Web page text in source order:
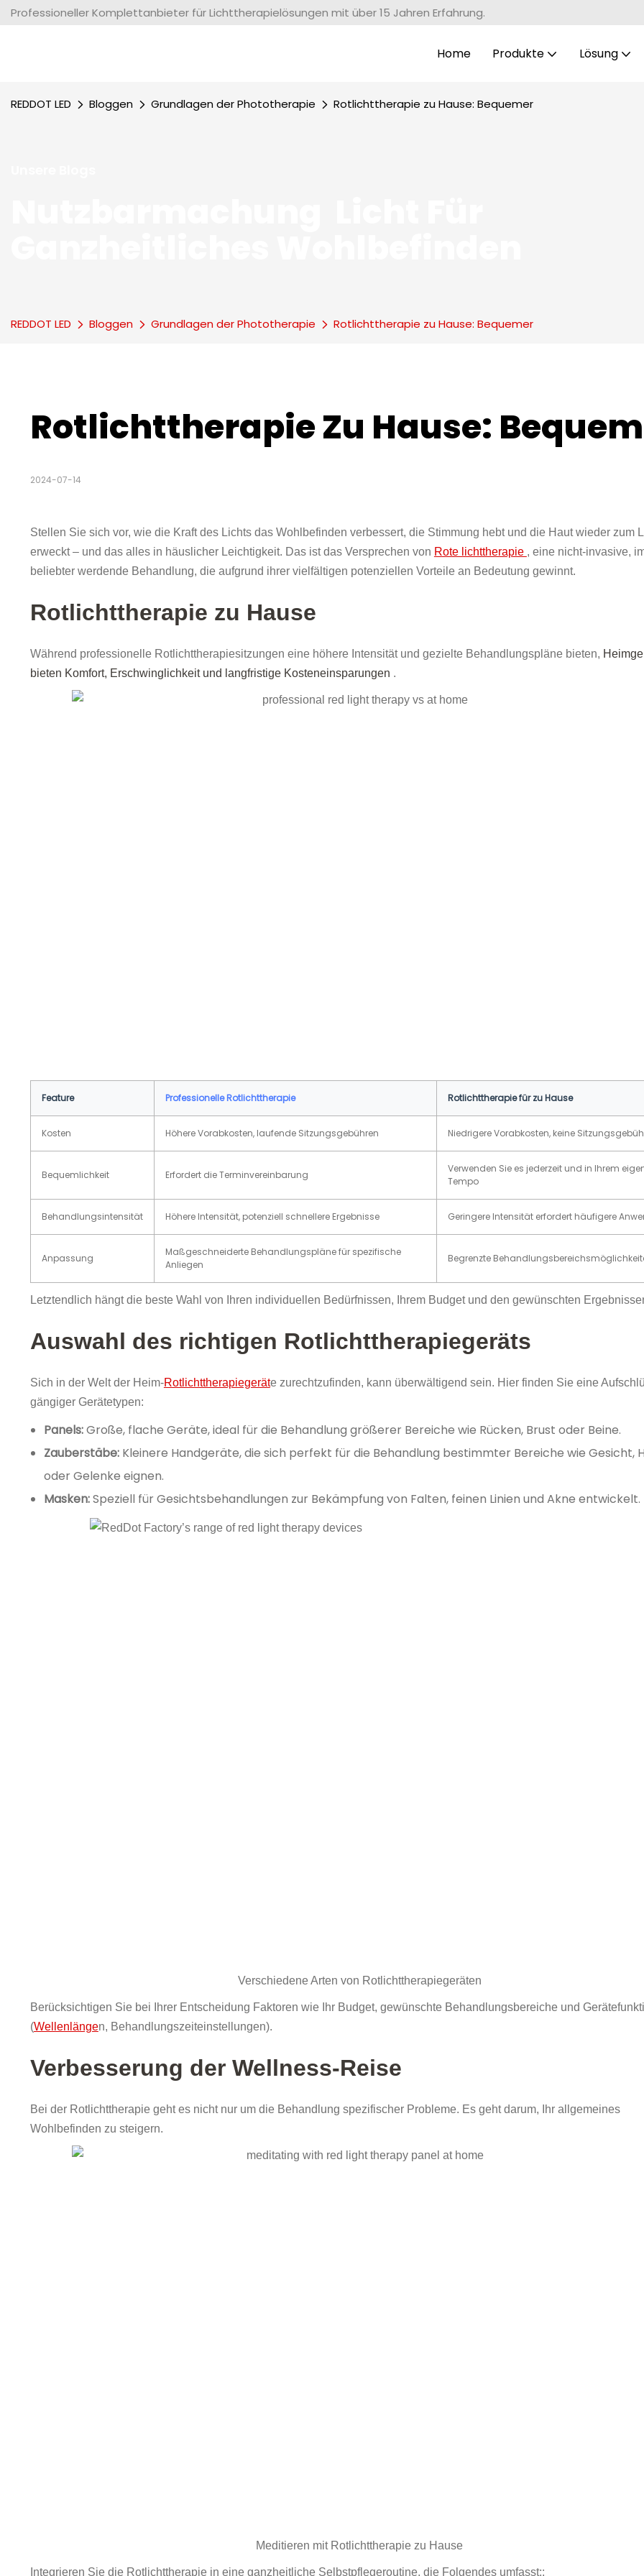
Professioneller Komplettanbieter für Lichttherapielösungen mit über 15 Jahren Erfahrung.
Home Produkte Lösung
REDDOT LED Bloggen Grundlagen der Phototherapie Rotlichttherapie zu Hause: Bequemer
REDDOT LED Bloggen Grundlagen der Phototherapie Rotlichttherapie zu Hause: Bequemer
Rotlichttherapie Zu Hause:
2024-07-14
Stellen Sie sich vor, wie die Kraft des Lichts das Wohlbefinden verbessert, die Stimmung hebt und die Haut wieder zum
erweckt – und das alles in häuslicher Leichtigkeit. Das ist das Versprechen von Rote lichttherapie , eine nicht-invasive,
beliebter werdende Behandlung, die aufgrund ihrer vielfältigen potenziellen Vorteile an Bedeutung gewinnt.
Rotlichttherapie zu Hause
Während professionelle Rotlichttherapiesitzungen eine höhere Intensität und gezielte Behandlungspläne bieten,
bieten Komfort, Erschwinglichkeit und langfristige Kosteneinsparungen .
Feature Professionelle Rotlichttherapie Rotlichttherapie für zu Hause
Kosten Höhere Vorabkosten, laufende Sitzungsgebühren Niedrigere Vorabkosten, keine
Bequemlichkeit Erfordert die Terminvereinbarung
Verwenden Sie es jederzeit und in Ihrem
Tempo
Behandlungsintensität Höhere Intensität, potenziell schnellere Ergebnisse Geringere Intensität erfordert häufigere
Anpassung
Maßgeschneiderte Behandlungspläne für spezifische
Anliegen
Begrenzte
Letztendlich hängt die beste Wahl von Ihren individuellen Bedürfnissen, Ihrem Budget und den gewünschten
Auswahl des richtigen Rotlichttherapiegeräts
Sich in der Welt der Heim-Rotlichttherapiegeräte zurechtzufinden, kann überwältigend sein. Hier finden Sie eine
gängiger Gerätetypen:
Panels:Große, flache Geräte, ideal für die Behandlung größerer Bereiche wie Rücken, Brust oder Beine.
Zauberstäbe: Kleinere Handgeräte, die sich perfekt für die Behandlung bestimmter Bereiche wie Gesicht,
oder Gelenke eignen.
Masken:Speziell für Gesichtsbehandlungen zur Bekämpfung von Falten, feinen Linien und Akne entwickelt.
Verschiedene Arten von Rotlichttherapiegeräten
Berücksichtigen Sie bei Ihrer Entscheidung Faktoren wie Ihr Budget, gewünschte Behandlungsbereiche und
(Wellenlängen, Behandlungszeiteinstellungen).
Verbesserung der Wellness-Reise
Bei der Rotlichttherapie geht es nicht nur um die Behandlung spezifischer Probleme. Es geht darum, Ihr allgemeines
Wohlbefinden zu steigern.
Meditieren mit Rotlichttherapie zu Hause
Integrieren Sie die Rotlichttherapie in eine ganzheitliche Selbstpflegeroutine, die Folgendes umfasst::